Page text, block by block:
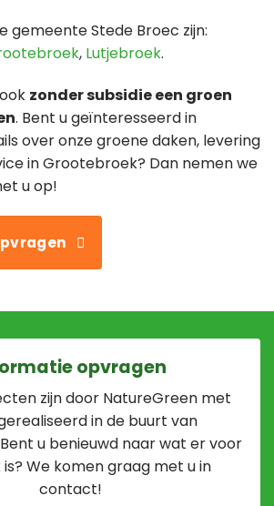
gemeente Stede Broec zijn:
, Lutjebroek.
zonder subsidie een groen
. Bent u geïnteresseerd in
over onze groene daken, levering
in Grootebroek? Dan nemen we
u op!
opvragen
zijn door NatureGreen met
in de buurt van
u benieuwd naar wat er voor
is? We komen graag met u in
contact!